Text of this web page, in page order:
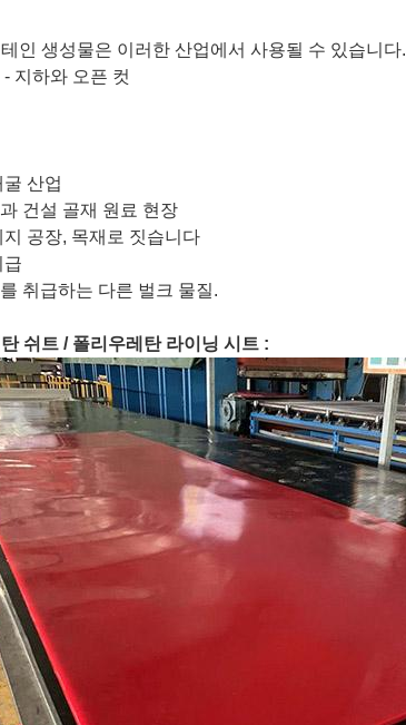
인 생성물은 이러한 산업에서 사용될 수 있습니다.
- 지하와 오픈 컷
산업
건설 골재 원료 현장
지 공장, 목재로 짓습니다
급
취급하는 다른 벌크 물질.
쉬트 / 폴리우레탄 라이닝 시트 :